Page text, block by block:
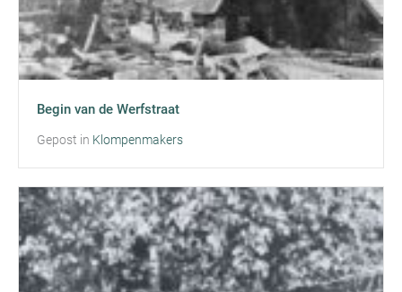
Begin van de Werfstraat
Gepost in Klompenmakers